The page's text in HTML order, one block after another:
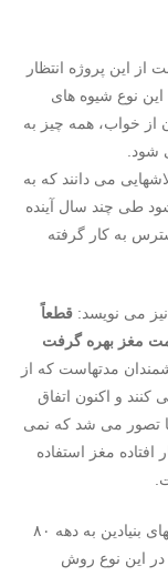
این پروژه انتظار
نوع شیوه های
از خواب، همه چیز به
شود.
می دانند که به
طی چند سال آینده
به کار گرفته
می نویسد: قطعاً
مغز بهره گرفت
مدتهاست که از
کنند و اکنون اتفاق
تصور می شد که نمی
افتاده مغز استفاده
در ادامه این گزارش آمده است: استفاده از سلولهای بنیادین به دهه ۸۰
در این نوع روش